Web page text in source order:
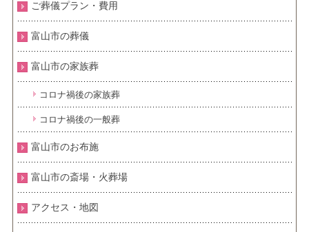
ご葬儀プラン・費用
富山市の葬儀
富山市の家族葬
コロナ禍後の家族葬
コロナ禍後の一般葬
富山市のお布施
富山市の斎場・火葬場
アクセス・地図